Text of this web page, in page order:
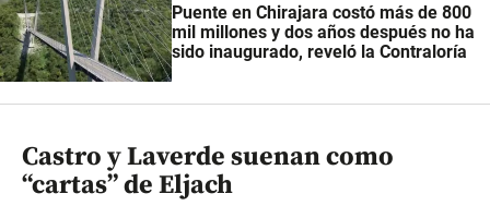
Puente en Chirajara costó más de 800
mil millones y dos años después no ha
sido inaugurado, reveló la Contraloría
Castro y Laverde suenan como
“cartas” de Eljach